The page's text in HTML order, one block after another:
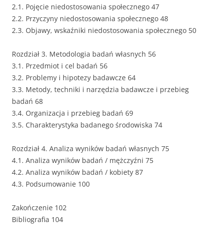
2.1. Pojęcie niedostosowania społecznego 47
2.2. Przyczyny niedostosowania społecznego 48
2.3. Objawy, wskaźniki niedostosowania społecznego 50
Rozdział 3. Metodologia badań własnych 56
3.1. Przedmiot i cel badań 56
3.2. Problemy i hipotezy badawcze 64
3.3. Metody, techniki i narzędzia badawcze i przebieg
badań 68
3.4. Organizacja i przebieg badań 69
3.5. Charakterystyka badanego środowiska 74
Rozdział 4. Analiza wyników badań własnych 75
4.1. Analiza wyników badań / mężczyźni 75
4.2. Analiza wyników badań / kobiety 87
4.3. Podsumowanie 100
Zakończenie 102
Bibliografia 104